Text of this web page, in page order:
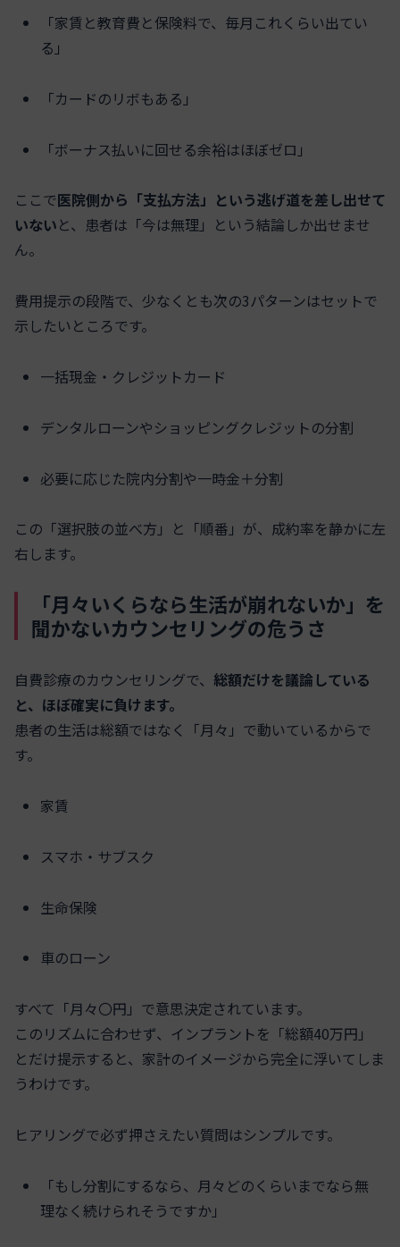
「家賃と教育費と保険料で、毎月これくらい出てい
る」
「カードのリボもある」
「ボーナス払いに回せる余裕はほぼゼロ」
ここで医院側から「支払方法」という逃げ道を差し出せて
いないと、患者は「今は無理」という結論しか出せませ
ん。
費用提示の段階で、少なくとも次の3パターンはセットで
示したいところです。
一括現金・クレジットカード
デンタルローンやショッピングクレジットの分割
必要に応じた院内分割や一時金＋分割
この「選択肢の並べ方」と「順番」が、成約率を静かに左
右します。
「月々いくらなら生活が崩れないか」を
聞かないカウンセリングの危うさ
自費診療のカウンセリングで、 総額だけを議論している
と、ほぼ確実に負けます。
患者の生活は総額ではなく「月々」で動いているからで
す。
家賃
スマホ・サブスク
生命保険
車のローン
すべて「月々〇円」で意思決定されています。
このリズムに合わせず、インプラントを「総額40万円」
とだけ提示すると、家計のイメージから完全に浮いてしま
うわけです。
ヒアリングで必ず押さえたい質問はシンプルです。
「もし分割にするなら、月々どのくらいまでなら無
理なく続けられそうですか」